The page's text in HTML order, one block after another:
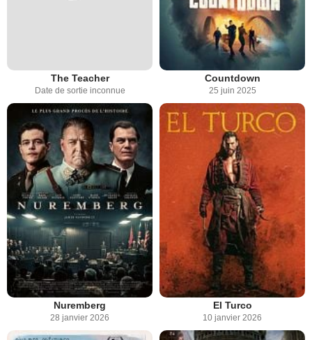
The Teacher
Date de sortie inconnue
Countdown
25 juin 2025
Nuremberg
28 janvier 2026
El Turco
10 janvier 2026